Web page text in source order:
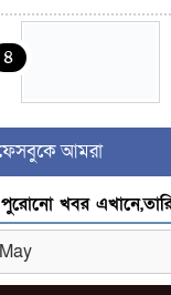
৪
কমিটি
৫
আমরা
পুরোনো খবর